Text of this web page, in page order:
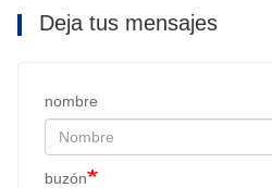
Deja tus mensajes
nombre
buzón